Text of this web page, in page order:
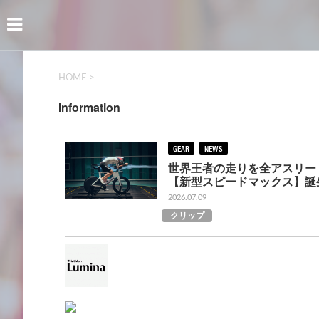
HOME >
Information
GEAR NEWS
世界王者の走りを全アスリ
【新型スピードマックス】
2026.07.09
クリップ